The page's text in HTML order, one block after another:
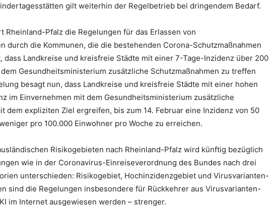
gilt weiterhin der Regelbetrieb bei dringendem Bedarf.
Rheinland-Pfalz die Regelungen für das Erlassen von
durch die Kommunen, die die bestehenden Corona-Schutzmaßnahmen
dass Landkreise und kreisfreie Städte mit einer 7-Tage-Inzidenz über 200
Gesundheitsministerium zusätzliche Schutzmaßnahmen zu treffen
besagt nun, dass Landkreise und kreisfreie Städte mit einer hohen
im Einvernehmen mit dem Gesundheitsministerium zusätzliche
dem expliziten Ziel ergreifen, bis zum 14. Februar eine Inzidenz von 50
pro 100.000 Einwohner pro Woche zu erreichen.
Risikogebieten nach Rheinland-Pfalz wird künftig bezüglich
wie in der Coronavirus-Einreiseverordnung des Bundes nach drei
unterschieden: Risikogebiet, Hochinzidenzgebiet und Virusvarianten-
sind die Regelungen insbesondere für Rückkehrer aus Virusvarianten-
im Internet ausgewiesen werden – strenger.